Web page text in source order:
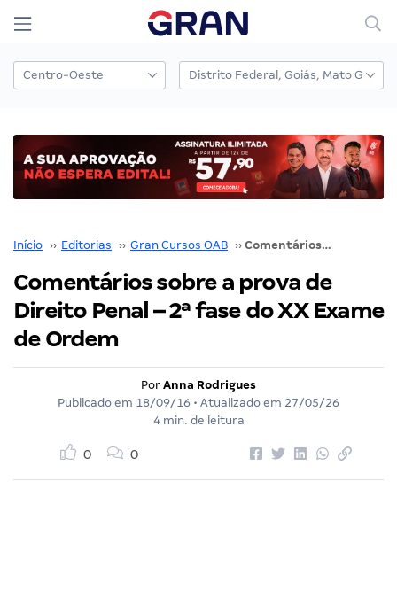
Início ›› Editorias ›› Gran Cursos OAB ›› Comentários sobre a prova de Direito Penal – 2ª fase do XX Exame de Ordem
Comentários sobre a prova de
Direito Penal – 2ª fase do XX Exame
de Ordem
Por Anna Rodrigues
Publicado em 18/09/16 • Atualizado em 27/05/26
4 min. de leitura
0 0